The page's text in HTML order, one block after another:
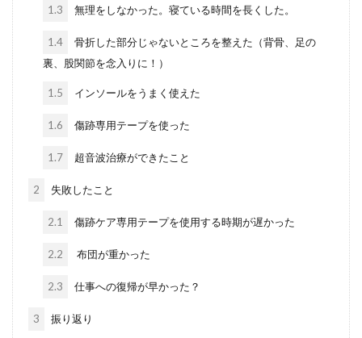
1.3 無理をしなかった。寝ている時間を長くした。
1.4
骨折した部分じゃないところを整えた（背骨、足の
裏、股関節を念入りに！）
1.5 インソールをうまく使えた
1.6 傷跡専用テープを使った
1.7 超音波治療ができたこと
2 失敗したこと
2.1 傷跡ケア専用テープを使用する時期が遅かった
2.2 布団が重かった
2.3 仕事への復帰が早かった？
3 振り返り